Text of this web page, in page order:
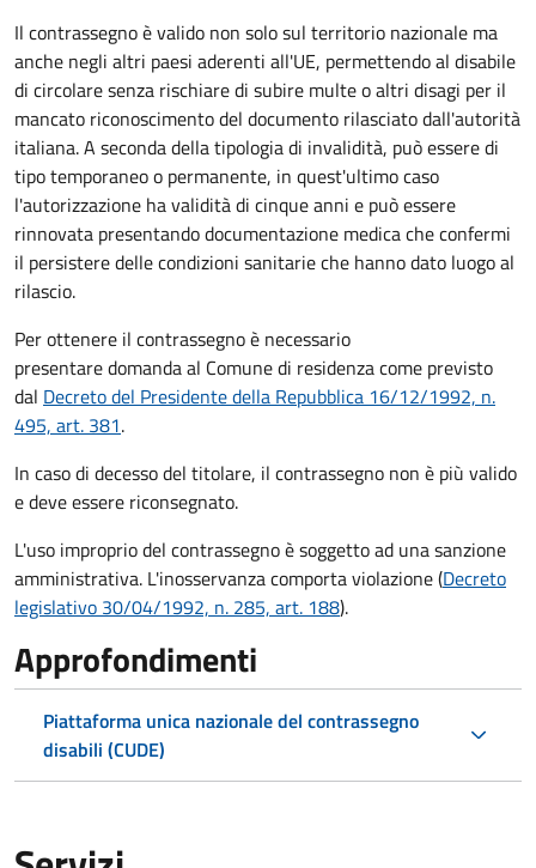
Il contrassegno è valido non solo sul territorio nazionale ma
anche negli altri paesi aderenti all'UE, permettendo al disabile
di circolare senza rischiare di subire multe o altri disagi per il
mancato riconoscimento del documento rilasciato dall'autorità
italiana. A seconda della tipologia di invalidità, può essere di
tipo temporaneo o permanente, in quest'ultimo caso
l'autorizzazione ha validità di cinque anni e può essere
rinnovata presentando documentazione medica che confermi
il persistere delle condizioni sanitarie che hanno dato luogo al
rilascio.
Per ottenere il contrassegno è necessario
presentare domanda al Comune di residenza come previsto
dal Decreto del Presidente della Repubblica 16/12/1992, n.
495, art. 381.
In caso di decesso del titolare, il contrassegno non è più valido
e deve essere riconsegnato.
L'uso improprio del contrassegno è soggetto ad una sanzione
amministrativa. L'inosservanza comporta violazione (Decreto
legislativo 30/04/1992, n. 285, art. 188).
Approfondimenti
Piattaforma unica nazionale del contrassegno
disabili (CUDE)